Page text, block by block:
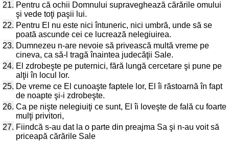
21. Pentru că ochii Domnului supraveghează cărările omului
şi vede toţi paşii lui.
22. Pentru El nu este nici întuneric, nici umbră, unde să se
poată ascunde cei ce lucrează nelegiuirea.
23. Dumnezeu n-are nevoie să privească multă vreme pe
cineva, ca să-l tragă înaintea judecăţii Sale.
24. El zdrobeşte pe puternici, fără lungă cercetare şi pune pe
alţii în locul lor.
25. De vreme ce El cunoaşte faptele lor, El îi răstoarnă în fapt
de noapte şi-i zdrobeşte.
26. Ca pe nişte nelegiuiţi ce sunt, El îi loveşte de fală cu foarte
mulţi privitori,
27. Fiindcă s-au dat la o parte din preajma Sa şi n-au voit să
priceapă cărările Sale